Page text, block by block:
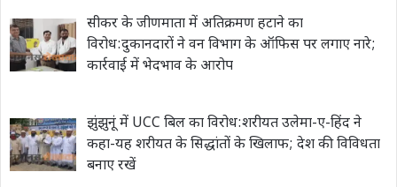
सीकर के जीणमाता में अतिक्रमण हटाने का
विरोध:दुकानदारों ने वन विभाग के ऑफिस पर लगाए नारे;
कार्रवाई में भेदभाव के आरोप
झुंझुनूं में UCC बिल का विरोध:शरीयत उलेमा-ए-हिंद ने
कहा-यह शरीयत के सिद्धांतों के खिलाफ; देश की विविधता
बनाए रखें